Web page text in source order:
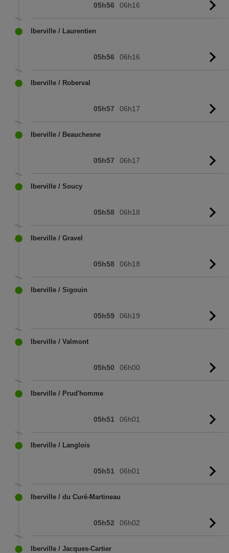
05h56 06h16
Iberville / Laurentien
05h56 06h16
Iberville / Roberval
05h57 06h17
Iberville / Beauchesne
05h57 06h17
Iberville / Soucy
05h58 06h18
Iberville / Gravel
05h58 06h18
Iberville / Sigouin
05h59 06h19
Iberville / Valmont
05h50 06h00
Iberville / Prud'homme
05h51 06h01
Iberville / Langlois
05h51 06h01
Iberville / du Curé-Martineau
05h52 06h02
Iberville / Jacques-Cartier